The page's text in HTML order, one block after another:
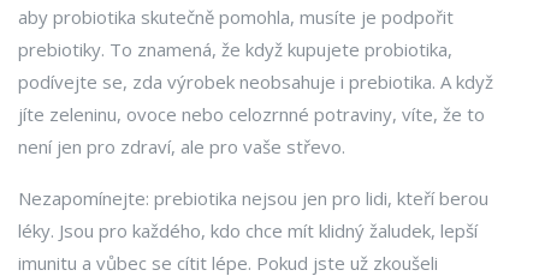
aby probiotika skutečně pomohla, musíte je podpořit
prebiotiky. To znamená, že když kupujete probiotika,
podívejte se, zda výrobek neobsahuje i prebiotika. A když
jíte zeleninu, ovoce nebo celozrnné potraviny, víte, že to
není jen pro zdraví, ale pro vaše střevo.
Nezapomínejte: prebiotika nejsou jen pro lidi, kteří berou
léky. Jsou pro každého, kdo chce mít klidný žaludek, lepší
imunitu a vůbec se cítit lépe. Pokud jste už zkoušeli